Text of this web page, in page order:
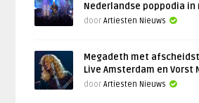
Nederlandse poppodia in
doorArtiesten Nieuws
Megadeth met
Live Amsterdam en Vorst
doorArtiesten Nieuws